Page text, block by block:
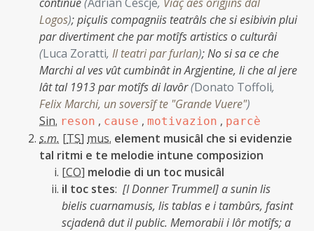
Logos);piçulis compagniis teatrâls che si esibivin plui
par divertiment che par motîfs artistics o culturâi
(Luca Zoratti, Il teatri par furlan);No si sa ce che
Marchi al ves vût cumbinât in Argjentine, li che al jere
lât tal 1913 par motîfs di lavôr(Donato Toffoli,
Felix Marchi, un soversîf te "Grande Vuere")
Sin. reson , cause , motivazion , parcè
s.m. [TS] mus. element musicâl che si evidenzie
tal ritmi e te melodie intune composizion
[CO] melodie di un toc musicâl
il toc stes: [I Donner Trummel] a sunin lis
bielis cuarnamusis, lis tablas e i tambûrs, fasint
scjadenâ dut il public. Memorabii i lôr motîfs; a